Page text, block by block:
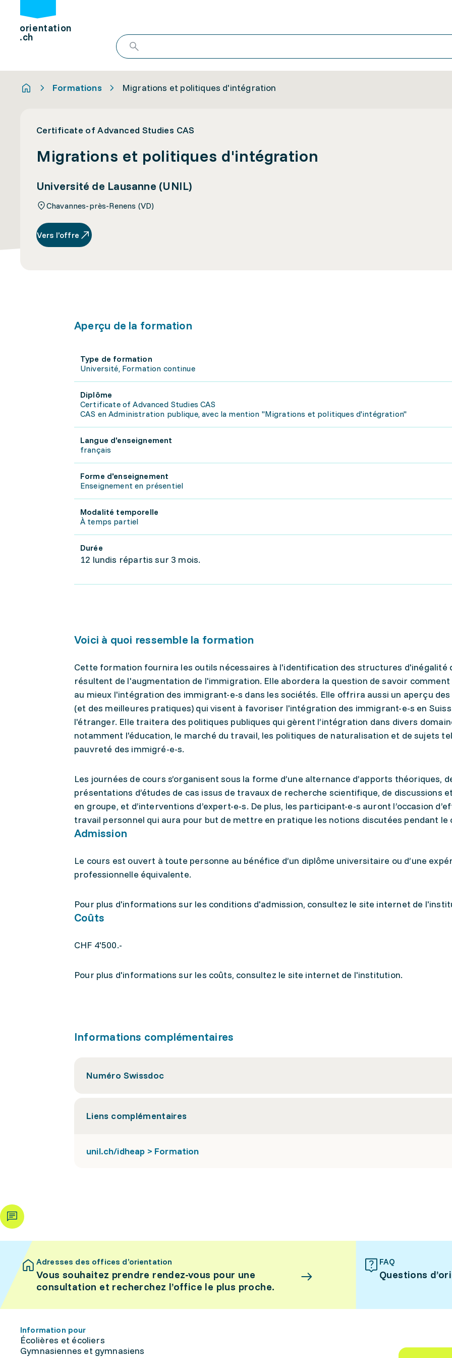
orientation
.ch
Formations Migrations et politiques d'intégration
Certificate of Advanced Studies CAS
Migrations et politiques d'intégration
Université de Lausanne (UNIL)
Chavannes-près-Renens (VD)
Vers l’offre
Aperçu de la formation
Type de formation
Université, Formation continue
Diplôme
Certificate of Advanced Studies CAS
CAS en Administration publique, avec la mention "Migrations et politiques d'intégration"
Langue d'enseignement
français
Forme d'enseignement
Enseignement en présentiel
Modalité temporelle
À temps partiel
Durée
12 lundis répartis sur 3 mois.
Voici à quoi ressemble la formation
Cette formation fournira les outils nécessaires à l'identification des structures d'inégalité
résultent de l'augmentation de l'immigration. Elle abordera la question de savoir
au mieux l'intégration des immigrant-e-s dans les sociétés. Elle offrira aussi un aperçu
(et des meilleures pratiques) qui visent à favoriser l'intégration des immigrant-e-s en
l'étranger. Elle traitera des politiques publiques qui gèrent l’intégration dans divers
notamment l'éducation, le marché du travail, les politiques de naturalisation et de sujets
pauvreté des immigré-e-s.
Les journées de cours s’organisent sous la forme d’une alternance d’apports théoriques,
présentations d’études de cas issus de travaux de recherche scientifique, de discussions
en groupe, et d’interventions d’expert-e-s. De plus, les participant-e-s auront l’occasion
travail personnel qui aura pour but de mettre en pratique les notions discutées pendant le
Admission
Le cours est ouvert à toute personne au bénéfice d’un diplôme universitaire ou d’une
professionnelle équivalente.
Pour plus d'informations sur les conditions d'admission, consultez le site internet de
Coûts
CHF 4'500.-
Pour plus d'informations sur les coûts, consultez le site internet de l'institution.
Informations complémentaires
Numéro Swissdoc
Liens complémentaires
unil.ch/idheap > Formation
Adresses des offices d’orientation
Vous souhaitez prendre rendez-vous pour une
consultation et recherchez l’office le plus proche.
FAQ
Questions
Information pour
Écolières et écoliers
Gymnasiennes et gymnasiens